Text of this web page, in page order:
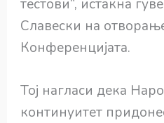
тестови“, истакна
Славески на
Конференцијата.
Тој нагласи дека
континуитет